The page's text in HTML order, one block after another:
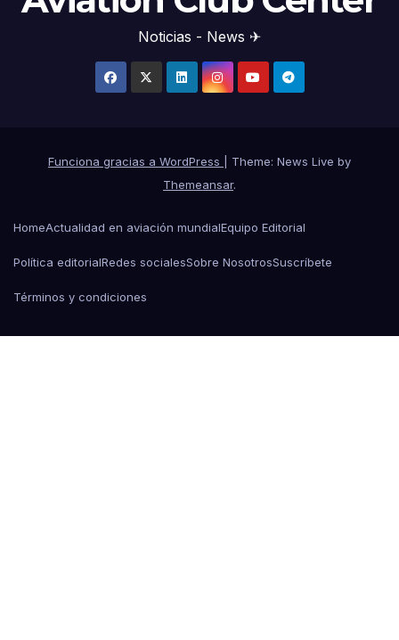
Noticias - News ✈
Funciona gracias a WordPress
Theme: News Live by
Themeansar.
HomeActualidad en aviación mundialEquipo Editorial
Política editorialRedes socialesSobre NosotrosSuscríbete
Términos y condiciones